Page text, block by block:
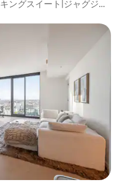
ングスイート|ジャグジー•